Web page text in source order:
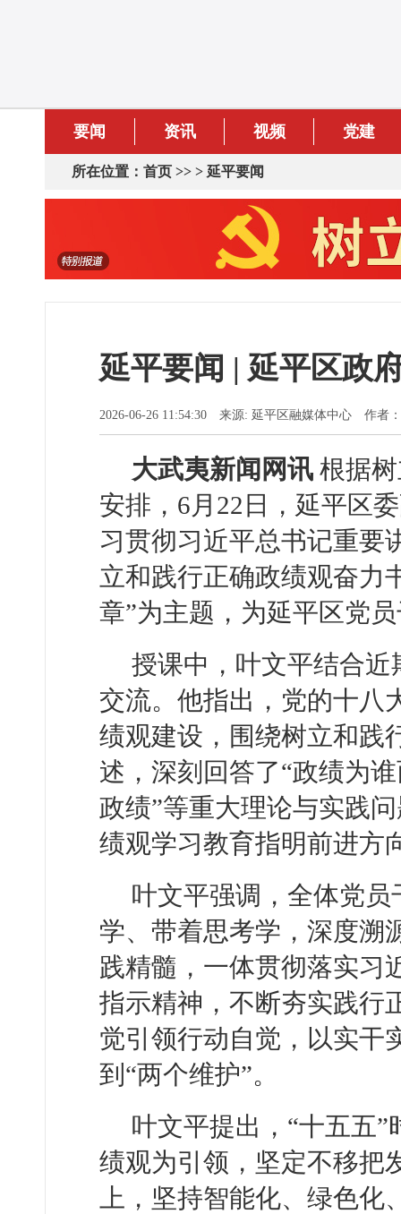
要闻 资讯 视频 党建
所在位置： 首页 >> > 延平要闻
延平要闻 | 延平区政
2026-06-26 11:54:30 来源: 延平区融媒体中心 作者
大武夷新闻网讯 根据
安排，6月22日，延平区
习贯彻习近平总书记重要
立和践行正确政绩观奋力
章”为主题，为延平区党
授课中，叶文平结合
交流。他指出，党的十八
绩观建设，围绕树立和践
述，深刻回答了“政绩为
政绩”等重大理论与实践
绩观学习教育指明前进方
叶文平强调，全体党
学、带着思考学，深度溯
践精髓，一体贯彻落实习
指示精神，不断夯实践行
觉引领行动自觉，以实干
到“两个维护”。
叶文平提出，“十五五
绩观为引领，坚定不移把
上，坚持智能化、绿色